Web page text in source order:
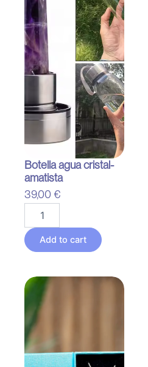
Botella agua cristal-
amatista
39,00 €
agua
cristal-
amatistaAdd to cart